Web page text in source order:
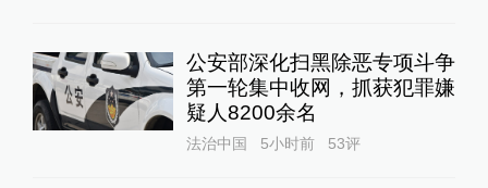
公安部深化扫黑除恶专项斗争
第一轮集中收网，抓获犯罪嫌
疑人8200余名
法治中国 5小时前 53评